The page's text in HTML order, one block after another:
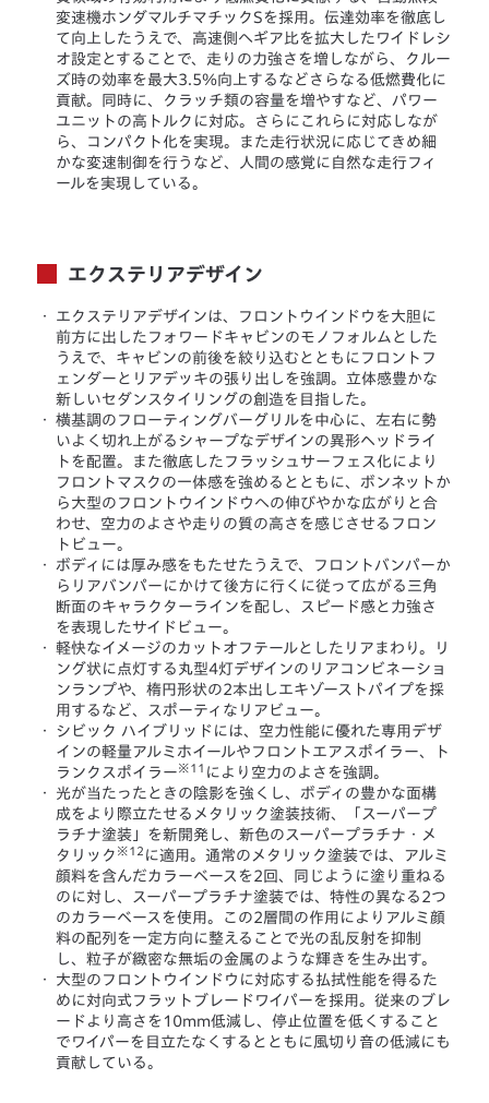
変速機ホンダマルチマチックSを採用。伝達効率を徹底し
て向上したうえで、高速側へギア比を拡大したワイドレシ
オ設定とすることで、走りの力強さを増しながら、クルー
ズ時の効率を最大3.5％向上するなどさらなる低燃費化に
貢献。同時に、クラッチ類の容量を増やすなど、パワー
ユニットの高トルクに対応。さらにこれらに対応しなが
ら、コンパクト化を実現。また走行状況に応じてきめ細
かな変速制御を行うなど、人間の感覚に自然な走行フィ
ールを実現している。
エクステリアデザイン
・
エクステリアデザインは、フロントウインドウを大胆に
前方に出したフォワードキャビンのモノフォルムとした
うえで、キャビンの前後を絞り込むとともにフロントフ
ェンダーとリアデッキの張り出しを強調。立体感豊かな
新しいセダンスタイリングの創造を目指した。
・
横基調のフローティングバーグリルを中心に、左右に勢
いよく切れ上がるシャープなデザインの異形ヘッドライ
トを配置。また徹底したフラッシュサーフェス化により
フロントマスクの一体感を強めるとともに、ボンネットか
ら大型のフロントウインドウへの伸びやかな広がりと合
わせ、空力のよさや走りの質の高さを感じさせるフロン
トビュー。
・
ボディには厚み感をもたせたうえで、フロントバンパーか
らリアバンパーにかけて後方に行くに従って広がる三角
断面のキャラクターラインを配し、スピード感と力強さ
を表現したサイドビュー。
・
軽快なイメージのカットオフテールとしたリアまわり。リ
ング状に点灯する丸型4灯デザインのリアコンビネーショ
ンランプや、楕円形状の2本出しエキゾーストパイプを採
用するなど、スポーティなリアビュー。
・
シビック ハイブリッドには、空力性能に優れた専用デザ
インの軽量アルミホイールやフロントエアスポイラー、ト
ランクスポイラー ※11 により空力のよさを強調。
・
光が当たったときの陰影を強くし、ボディの豊かな面構
成をより際立たせるメタリック塗装技術、「スーパープ
ラチナ塗装」を新開発し、新色のスーパープラチナ・メ
タリック ※12 に適用。通常のメタリック塗装では、アルミ
顔料を含んだカラーベースを2回、同じように塗り重ねる
のに対し、スーパープラチナ塗装では、特性の異なる2つ
のカラーベースを使用。この2層間の作用によりアルミ顔
料の配列を一定方向に整えることで光の乱反射を抑制
し、粒子が緻密な無垢の金属のような輝きを生み出す。
・
大型のフロントウインドウに対応する払拭性能を得るた
めに対向式フラットブレードワイパーを採用。従来のブレ
ードより高さを10mm低減し、停止位置を低くすること
でワイパーを目立たなくするとともに風切り音の低減にも
貢献している。